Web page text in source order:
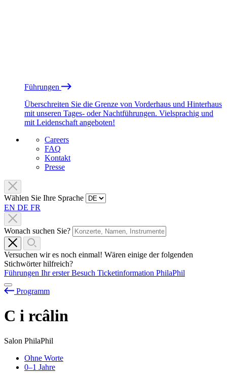
Führungen
Überschreiten Sie die Grenze von Vorderhaus und Hinterhaus
mit unseren Tages- oder Nachtführungen. Vielsprachig und
mit Leidenschaft angeboten!
Careers
FAQ
Kontakt
Presse
Wählen Sie Ihre Sprache
EN DE FR
Wonach suchen Sie?
Versuchen wir es noch einmal! Wären einige der folgenden
Stichwörter hilfreich?
Führungen Ihr erster Besuch Ticketinformation PhilaPhil
Programm
C i rcâlin
Salon PhilaPhil
Ohne Worte
0–1 Jahre